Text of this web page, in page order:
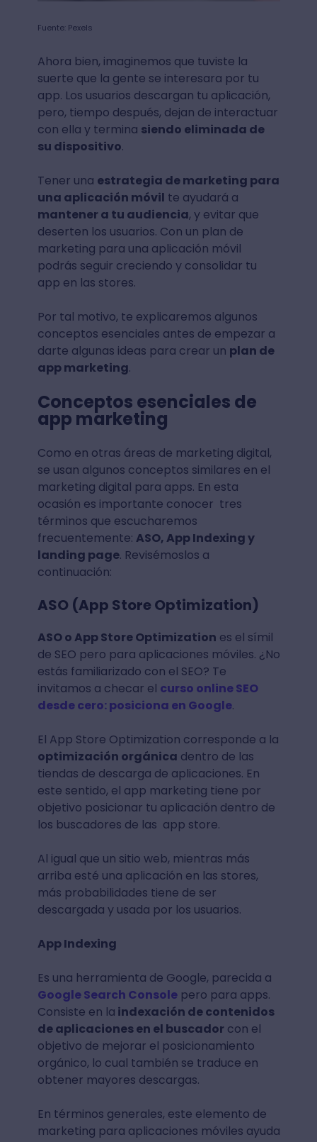
Fuente: Pexels
Ahora bien, imaginemos que tuviste la
suerte que la gente se interesara por tu
app. Los usuarios descargan tu aplicación,
pero, tiempo después, dejan de interactuar
con ella y termina siendo eliminada de
su dispositivo.
Tener una estrategia de marketing para
una aplicación móvil te ayudará a
mantener a tu audiencia, y evitar que
deserten los usuarios. Con un plan de
marketing para una aplicación móvil
podrás seguir creciendo y consolidar tu
app en las stores.
Por tal motivo, te explicaremos algunos
conceptos esenciales antes de empezar a
darte algunas ideas para crear un plan de
app marketing.
Conceptos esenciales de
app marketing
Como en otras áreas de marketing digital,
se usan algunos conceptos similares en el
marketing digital para apps. En esta
ocasión es importante conocer tres
términos que escucharemos
frecuentemente: ASO, App Indexing y
landing page. Revisémoslos a
continuación:
ASO (App Store Optimization)
ASO o App Store Optimization es el símil
de SEO pero para aplicaciones móviles. ¿No
estás familiarizado con el SEO? Te
invitamos a checar el curso online SEO
desde cero: posiciona en Google.
El App Store Optimization corresponde a la
optimización orgánica dentro de las
tiendas de descarga de aplicaciones. En
este sentido, el app marketing tiene por
objetivo posicionar tu aplicación dentro de
los buscadores de las app store.
Al igual que un sitio web, mientras más
arriba esté una aplicación en las stores,
más probabilidades tiene de ser
descargada y usada por los usuarios.
App Indexing
Es una herramienta de Google, parecida a
Google Search Consolepero para apps.
Consiste en la indexación de contenidos
de aplicaciones en el buscador con el
objetivo de mejorar el posicionamiento
orgánico, lo cual también se traduce en
obtener mayores descargas.
En términos generales, este elemento de
marketing para aplicaciones móviles ayuda